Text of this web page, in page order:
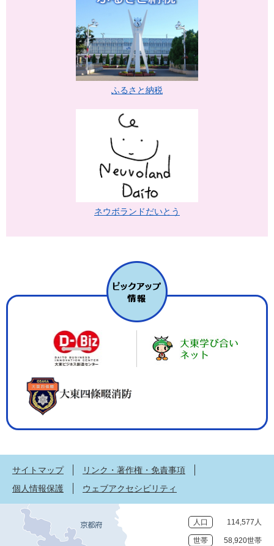
ふるさと納税
ネウボランドだいとう
サイトマップ
リンク・著作権・免責事項
個人情報保護
ウェブアクセシビリティ
人口 114,577人
世帯 58,920世帯